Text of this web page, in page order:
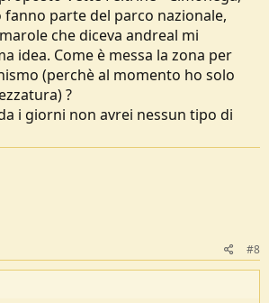
fanno parte del parco nazionale,
che diceva andreal mi
idea. Come è messa la zona per
(perchè al momento ho solo
?
i giorni non avrei nessun tipo di
#8